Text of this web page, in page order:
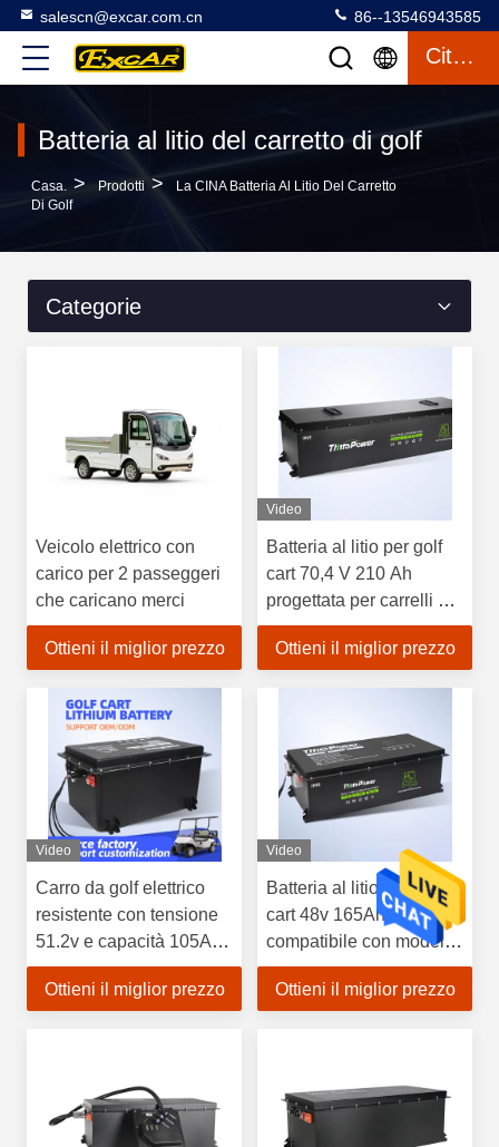
salescn@excar.com.cn 86--13546943585
Citazione
Batteria al litio del carretto di golf
Casa. > Prodotti >
La CINA Batteria Al Litio Del Carretto
Di Golf
Categorie
Veicolo elettrico con
carico per 2 passeggeri
che caricano merci
Ottieni il miglior prezzo
Video
Batteria al litio per golf
cart 70,4 V 210 Ah
progettata per carrelli da
sightseeing, che fornisce
un'erogazione di
Ottieni il miglior prezzo
Video
Carro da golf elettrico
resistente con tensione
51.2v e capacità 105Ah
Adatto
Ottieni il miglior prezzo
Video
Batteria al litio per golf
cart 48v 165Ah
compatibile con modelli
Excar per alimentazione
Ottieni il miglior prezzo